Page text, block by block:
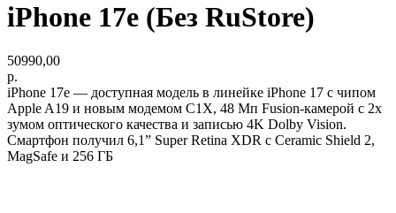
iPhone 17e (Без RuStore)
50990,00
р.
iPhone 17e — доступная модель в линейке iPhone 17 с чипом
Apple A19 и новым модемом C1X, 48 Мп Fusion-камерой с 2x
зумом оптического качества и записью 4K Dolby Vision.
Смартфон получил 6,1” Super Retina XDR с Ceramic Shield 2,
MagSafe и 256 ГБ